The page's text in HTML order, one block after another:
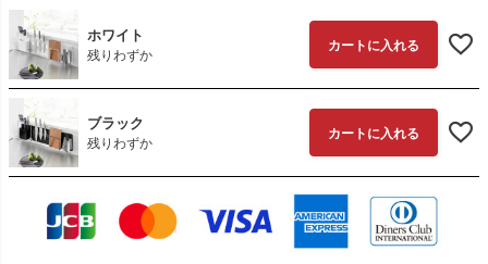
ホワイト
残りわずか
カートに入れる
ブラック
残りわずか
カートに入れる